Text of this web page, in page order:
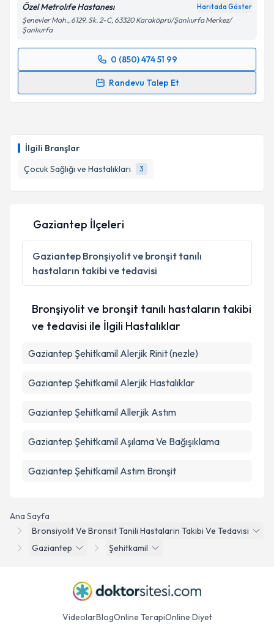
İlgili Branşlar
Çocuk Sağlığı ve Hastalıkları
3
Kişisel verilerimin işlenmesine ilişkin
Aydınlatma
Metni'ni okudum ve kişisel verilerimin belirtilen
Takvim Talebini Gönder
Özel Metrolıfe Hastanesı Haritada Göster
Şenevler Mah., 6129. Sk. 2-C, 63320 Karaköprü/Şanlıurfa Merkez/
Şanlıurfa
0 (850) 474 51 99
Randevu Talep Et
Randevu Takvimi Talebi
E-posta Adresiniz
Kişisel verilerimin işlenmesine ilişkin
Metni 'ni okudum ve kişisel verilerimin belirtilen
kapsamda işlenmesini kabul ediyorum.
Takvim Talebini Gönder
Ana Sayfa
Bronsiyolit Ve Bronsit Tanili Hastalarin Takibi Ve Tedavisi
Gaziantep
Şehitkamil
Gaziantep İlçeleri
Gaziantep Bronşiyolit ve bronşit tanılı
hastaların takibi ve tedavisi
Bronşiyolit ve bronşit tanılı hastaların takibi
ve tedavisi ile İlgili Hastalıklar
Gaziantep Şehitkamil Alerjik Rinit (nezle)
Gaziantep Şehitkamil Alerjik Hastalıklar
Gaziantep Şehitkamil Allerjik Astım
Gaziantep Şehitkamil Aşılama Ve Bağışıklama
Gaziantep Şehitkamil Astım Bronşit
VideolarBlogOnline TerapiOnline Diyet